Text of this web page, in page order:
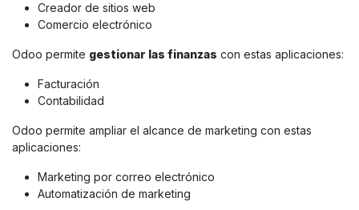
Creador de sitios web
Comercio electrónico
Odoo permite gestionar las finanzas con estas aplicaciones:
Facturación
Contabilidad
Odoo permite ampliar el alcance de marketing con estas
aplicaciones:
Marketing por correo electrónico
Automatización de marketing